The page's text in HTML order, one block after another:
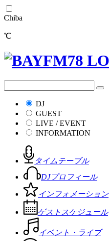
Chiba
℃
DJ
GUEST
LIVE / EVENT
INFORMATION
タイムテーブル
DJプロフィール
インフォメーション
ゲストスケジュール
イベント・ライブ